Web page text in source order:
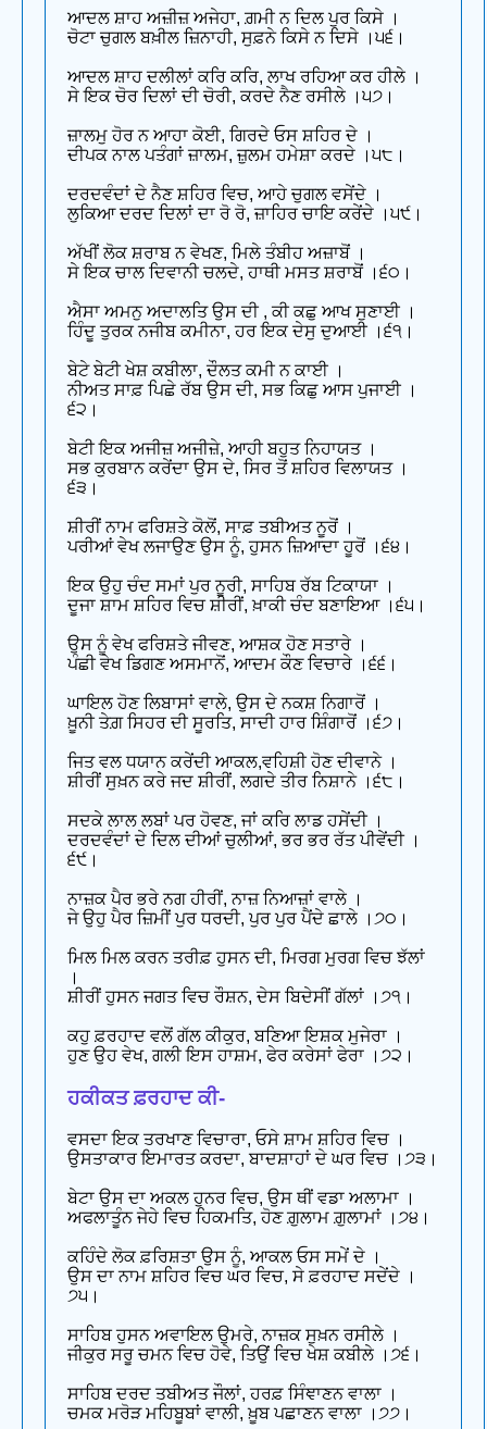
ਆਦਲ ਸ਼ਾਹ ਅਜ਼ੀਜ਼ ਅਜੇਹਾ, ਗ਼ਮੀ ਨ ਦਿਲ ਪੁਰ ਕਿਸੇ ।
ਚੋਟਾ ਚੁਗਲ ਬਖ਼ੀਲ ਜ਼ਿਨਾਹੀ, ਸੁਫ਼ਨੇ ਕਿਸੇ ਨ ਦਿਸੇ ।੫੬।
ਆਦਲ ਸ਼ਾਹ ਦਲੀਲਾਂ ਕਰਿ ਕਰਿ, ਲਾਖ ਰਹਿਆ ਕਰ ਹੀਲੇ ।
ਸੇ ਇਕ ਚੋਰ ਦਿਲਾਂ ਦੀ ਚੋਰੀ, ਕਰਦੇ ਨੈਣ ਰਸੀਲੇ ।੫੭।
ਜ਼ਾਲਮੁ ਹੋਰ ਨ ਆਹਾ ਕੋਈ, ਗਿਰਦੇ ਓਸ ਸ਼ਹਿਰ ਦੇ ।
ਦੀਪਕ ਨਾਲ ਪਤੰਗਾਂ ਜ਼ਾਲਮ, ਜ਼ੁਲਮ ਹਮੇਸ਼ਾ ਕਰਦੇ ।੫੮।
ਦਰਦਵੰਦਾਂ ਦੇ ਨੈਣ ਸ਼ਹਿਰ ਵਿਚ, ਆਹੇ ਚੁਗਲ ਵਸੇਂਦੇ ।
ਲੁਕਿਆ ਦਰਦ ਦਿਲਾਂ ਦਾ ਰੋ ਰੋ, ਜ਼ਾਹਿਰ ਚਾਇ ਕਰੇਂਦੇ ।੫੯।
ਅੱਖੀਂ ਲੋਕ ਸ਼ਰਾਬ ਨ ਵੇਖਣ, ਮਿਲੇ ਤੰਬੀਹ ਅਜ਼ਾਬੋਂ ।
ਸੇ ਇਕ ਚਾਲ ਦਿਵਾਨੀ ਚਲਦੇ, ਹਾਥੀ ਮਸਤ ਸ਼ਰਾਬੋਂ ।੬੦।
ਐਸਾ ਅਮਨੁ ਅਦਾਲਤਿ ਉਸ ਦੀ , ਕੀ ਕਛੁ ਆਖ ਸੁਣਾਈ ।
ਹਿੰਦੂ ਤੁਰਕ ਨਜੀਬ ਕਮੀਨਾ, ਹਰ ਇਕ ਦੇਸੁ ਦੁਆਈ ।੬੧।
ਬੇਟੇ ਬੇਟੀ ਖੇਸ਼ ਕਬੀਲਾ, ਦੌਲਤ ਕਮੀ ਨ ਕਾਈ ।
ਨੀਅਤ ਸਾਫ਼ ਪਿਛੇ ਰੱਬ ਉਸ ਦੀ, ਸਭ ਕਿਛੁ ਆਸ ਪੁਜਾਈ ।
੬੨।
ਬੇਟੀ ਇਕ ਅਜੀਜ਼ ਅਜੀਜ਼ੇ, ਆਹੀ ਬਹੁਤ ਨਿਹਾਯਤ ।
ਸਭ ਕੁਰਬਾਨ ਕਰੇਂਦਾ ਉਸ ਦੇ, ਸਿਰ ਤੋਂ ਸ਼ਹਿਰ ਵਿਲਾਯਤ ।
੬੩।
ਸ਼ੀਰੀਂ ਨਾਮ ਫਰਿਸ਼ਤੇ ਕੋਲੋਂ, ਸਾਫ਼ ਤਬੀਅਤ ਨੂਰੋਂ ।
ਪਰੀਆਂ ਵੇਖ ਲਜਾਉਣ ਉਸ ਨੂੰ, ਹੁਸਨ ਜ਼ਿਆਦਾ ਹੂਰੋਂ ।੬੪।
ਇਕ ਉਹੁ ਚੰਦ ਸਮਾਂ ਪੁਰ ਨੂਰੀ, ਸਾਹਿਬ ਰੱਬ ਟਿਕਾਯਾ ।
ਦੂਜਾ ਸ਼ਾਮ ਸ਼ਹਿਰ ਵਿਚ ਸ਼ੀਰੀਂ, ਖ਼ਾਕੀ ਚੰਦ ਬਣਾਇਆ ।੬੫।
ਉਸ ਨੂੰ ਵੇਖ ਫਰਿਸ਼ਤੇ ਜੀਵਣ, ਆਸ਼ਕ ਹੋਣ ਸਤਾਰੇ ।
ਪੰਛੀ ਵੇਖ ਡਿਗਣ ਅਸਮਾਨੋਂ, ਆਦਮ ਕੌਣ ਵਿਚਾਰੇ ।੬੬।
ਘਾਇਲ ਹੋਣ ਲਿਬਾਸਾਂ ਵਾਲੇ, ਉਸ ਦੇ ਨਕਸ਼ ਨਿਗਾਰੋਂ ।
ਖ਼ੂਨੀ ਤੇਗ਼ ਸਿਹਰ ਦੀ ਸੂਰਤਿ, ਸਾਦੀ ਹਾਰ ਸ਼ਿੰਗਾਰੋਂ ।੬੭।
ਜਿਤ ਵਲ ਧਯਾਨ ਕਰੇਂਦੀ ਆਕਲ,ਵਹਿਸ਼ੀ ਹੋਣ ਦੀਵਾਨੇ ।
ਸ਼ੀਰੀਂ ਸੁਖ਼ਨ ਕਰੇ ਜਦ ਸ਼ੀਰੀਂ, ਲਗਦੇ ਤੀਰ ਨਿਸ਼ਾਨੇ ।੬੮।
ਸਦਕੇ ਲਾਲ ਲਬਾਂ ਪਰ ਹੋਵਣ, ਜਾਂ ਕਰਿ ਲਾਡ ਹਸੇਂਦੀ ।
ਦਰਦਵੰਦਾਂ ਦੇ ਦਿਲ ਦੀਆਂ ਚੁਲੀਆਂ, ਭਰ ਭਰ ਰੱਤ ਪੀਵੇਂਦੀ ।
੬੯।
ਨਾਜ਼ਕ ਪੈਰ ਭਰੇ ਨਗ ਹੀਰੀਂ, ਨਾਜ਼ ਨਿਆਜ਼ਾਂ ਵਾਲੇ ।
ਜੇ ਉਹੁ ਪੈਰ ਜ਼ਿਮੀਂ ਪੁਰ ਧਰਦੀ, ਪੁਰ ਪੁਰ ਪੈਂਦੇ ਛਾਲੇ ।੭੦।
ਮਿਲ ਮਿਲ ਕਰਨ ਤਰੀਫ਼ ਹੁਸਨ ਦੀ, ਮਿਰਗ ਮੁਰਗ ਵਿਚ ਝੱਲਾਂ
।
ਸ਼ੀਰੀਂ ਹੁਸਨ ਜਗਤ ਵਿਚ ਰੌਸ਼ਨ, ਦੇਸ ਬਿਦੇਸੀਂ ਗੱਲਾਂ ।੭੧।
ਕਹੁ ਫ਼ਰਹਾਦ ਵਲੋਂ ਗੱਲ ਕੀਕੁਰ, ਬਣਿਆ ਇਸ਼ਕ ਮੁਜੇਰਾ ।
ਹੁਣ ਉਹ ਵੇਖ, ਗਲੀ ਇਸ ਹਾਸ਼ਮ, ਫੇਰ ਕਰੇਸਾਂ ਫੇਰਾ ।੭੨।
ਹਕੀਕਤ ਫ਼ਰਹਾਦ ਕੀ-
ਵਸਦਾ ਇਕ ਤਰਖਾਣ ਵਿਚਾਰਾ, ਓਸੇ ਸ਼ਾਮ ਸ਼ਹਿਰ ਵਿਚ ।
ਉਸਤਾਕਾਰ ਇਮਾਰਤ ਕਰਦਾ, ਬਾਦਸ਼ਾਹਾਂ ਦੇ ਘਰ ਵਿਚ ।੭੩।
ਬੇਟਾ ਉਸ ਦਾ ਅਕਲ ਹੁਨਰ ਵਿਚ, ਉਸ ਥੀਂ ਵਡਾ ਅਲਾਮਾ ।
ਅਫਲਾਤੂੰਨ ਜੇਹੇ ਵਿਚ ਹਿਕਮਤਿ, ਹੋਣ ਗ਼ੁਲਾਮ ਗ਼ੁਲਾਮਾਂ ।੭੪।
ਕਹਿੰਦੇ ਲੋਕ ਫ਼ਰਿਸ਼ਤਾ ਉਸ ਨੂੰ, ਆਕਲ ਓਸ ਸਮੇਂ ਦੇ ।
ਉਸ ਦਾ ਨਾਮ ਸ਼ਹਿਰ ਵਿਚ ਘਰ ਵਿਚ, ਸੇ ਫ਼ਰਹਾਦ ਸਦੇਂਦੇ ।
੭੫।
ਸਾਹਿਬ ਹੁਸਨ ਅਵਾਇਲ ਉਮਰੇ, ਨਾਜ਼ਕ ਸੁਖ਼ਨ ਰਸੀਲੇ ।
ਜੀਕੁਰ ਸਰੂ ਚਮਨ ਵਿਚ ਹੋਵੇ, ਤਿਉਂ ਵਿਚ ਖੇਸ਼ ਕਬੀਲੇ ।੭੬।
ਸਾਹਿਬ ਦਰਦ ਤਬੀਅਤ ਜੌਲਾਂ, ਹਰਫ਼ ਸਿੰਞਾਣਨ ਵਾਲਾ ।
ਚਮਕ ਮਰੋੜ ਮਹਿਬੂਬਾਂ ਵਾਲੀ, ਖ਼ੂਬ ਪਛਾਣਨ ਵਾਲਾ ।੭੭।